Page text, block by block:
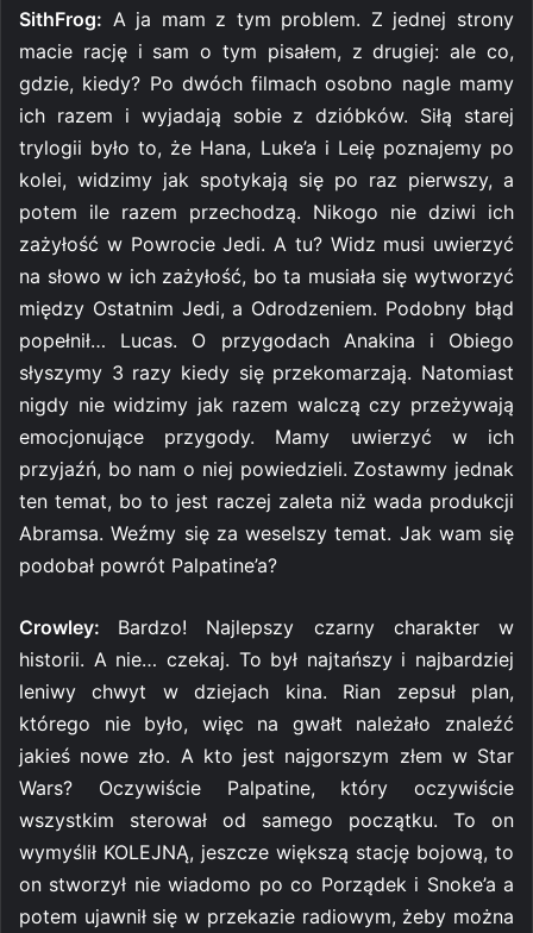
SithFrog: A ja mam z tym problem. Z jednej strony
macie rację i sam o tym pisałem, z drugiej: ale co,
gdzie, kiedy? Po dwóch filmach osobno nagle mamy
ich razem i wyjadają sobie z dzióbków. Siłą starej
trylogii było to, że Hana, Luke’a i Leię poznajemy po
kolei, widzimy jak spotykają się po raz pierwszy, a
potem ile razem przechodzą. Nikogo nie dziwi ich
zażyłość w Powrocie Jedi. A tu? Widz musi uwierzyć
na słowo w ich zażyłość, bo ta musiała się wytworzyć
między Ostatnim Jedi, a Odrodzeniem. Podobny błąd
popełnił… Lucas. O przygodach Anakina i Obiego
słyszymy 3 razy kiedy się przekomarzają. Natomiast
nigdy nie widzimy jak razem walczą czy przeżywają
emocjonujące przygody. Mamy uwierzyć w ich
przyjaźń, bo nam o niej powiedzieli. Zostawmy jednak
ten temat, bo to jest raczej zaleta niż wada produkcji
Abramsa. Weźmy się za weselszy temat. Jak wam się
podobał powrót Palpatine’a?
Crowley: Bardzo! Najlepszy czarny charakter w
historii. A nie… czekaj. To był najtańszy i najbardziej
leniwy chwyt w dziejach kina. Rian zepsuł plan,
którego nie było, więc na gwałt należało znaleźć
jakieś nowe zło. A kto jest najgorszym złem w Star
Wars? Oczywiście Palpatine, który oczywiście
wszystkim sterował od samego początku. To on
wymyślił KOLEJNĄ, jeszcze większą stację bojową, to
on stworzył nie wiadomo po co Porządek i Snoke’a a
potem ujawnił się w przekazie radiowym, żeby można